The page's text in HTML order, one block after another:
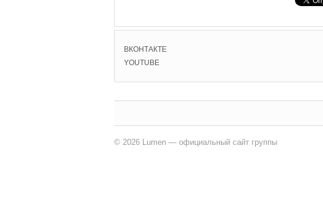
ВКОНТАКТЕ
YOUTUBE
© 2026 Lumen — официальный сайт группы